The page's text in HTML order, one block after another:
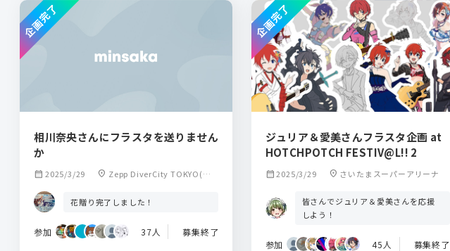
相川奈央さんにフラスタを送りません
か
calendar_month 2025/3/29 location_on Zepp DiverCity TOKYO(ゼ
ウ)
花贈り完了しました！
参加 37人 募集終了
企画完了
ジュリア＆愛美さんフラスタ企画 at
HOTCHPOTCH FESTIV@L!! 2
calendar_month2025/3/29 location_on さいたまスーパーアリーナ
皆さんでジュリア＆愛美さんを応援
しよう！
参加 45人 募集終了
企画完了